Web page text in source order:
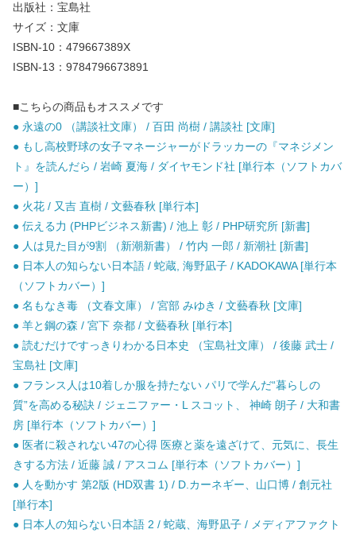
出版社：宝島社
サイズ：文庫
ISBN-10：479667389X
ISBN-13：9784796673891
■こちらの商品もオススメです
● 永遠の0 （講談社文庫） / 百田 尚樹 / 講談社 [文庫]
● もし高校野球の女子マネージャーがドラッカーの『マネジメン
ト』を読んだら / 岩崎 夏海 / ダイヤモンド社 [単行本（ソフトカバ
ー）]
● 火花 / 又吉 直樹 / 文藝春秋 [単行本]
● 伝える力 (PHPビジネス新書) / 池上 彰 / PHP研究所 [新書]
● 人は見た目が9割 （新潮新書） / 竹内 一郎 / 新潮社 [新書]
● 日本人の知らない日本語 / 蛇蔵, 海野凪子 / KADOKAWA [単行本
（ソフトカバー）]
● 名もなき毒 （文春文庫） / 宮部 みゆき / 文藝春秋 [文庫]
● 羊と鋼の森 / 宮下 奈都 / 文藝春秋 [単行本]
● 読むだけですっきりわかる日本史 （宝島社文庫） / 後藤 武士 /
宝島社 [文庫]
● フランス人は10着しか服を持たない パリで学んだ“暮らしの
質”を高める秘訣 / ジェニファー・L スコット、 神崎 朗子 / 大和書
房 [単行本（ソフトカバー）]
● 医者に殺されない47の心得 医療と薬を遠ざけて、元気に、長生
きする方法 / 近藤 誠 / アスコム [単行本（ソフトカバー）]
● 人を動かす 第2版 (HD双書 1) / D.カーネギー、山口博 / 創元社
[単行本]
● 日本人の知らない日本語 2 / 蛇蔵、海野凪子 / メディアファクト